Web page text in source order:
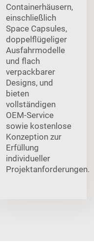
Containerhäusern,
einschließlich
Space Capsules,
doppelflügeliger
Ausfahrmodelle
und flach
verpackbarer
Designs, und
bieten
vollständigen
OEM-Service
sowie kostenlose
Konzeption zur
Erfüllung
individueller
Projektanforderungen.